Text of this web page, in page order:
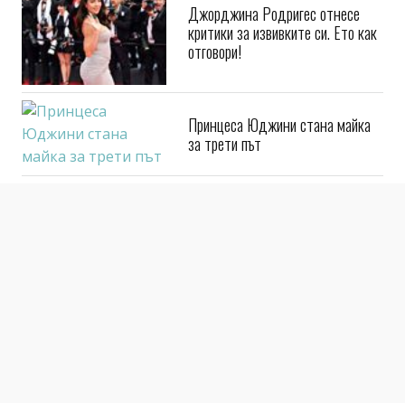
Джорджина Родригес отнесе
критики за извивките си. Ето как
отговори!
Принцеса Юджини стана майка
за трети път